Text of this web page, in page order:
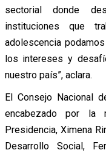
sectorial donde
instituciones que
adolescencia
los intereses y
nuestro país”, aclara.
El Consejo Nacional
encabezado por la
Presidencia, Ximena
Desarrollo Social,